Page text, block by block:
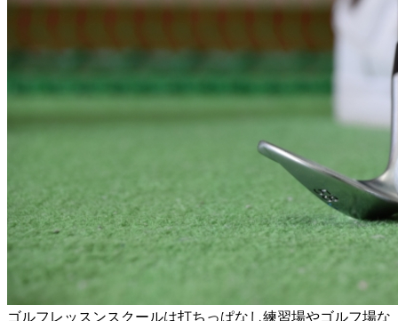
ゴルフレッスンスクールは打ちっぱなし練習場やゴルフ場な